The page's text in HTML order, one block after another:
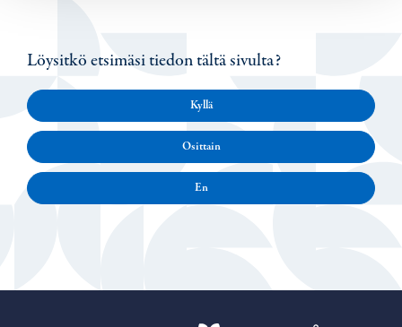
Löysitkö etsimäsi tiedon tältä sivulta?
Kyllä
Osittain
En